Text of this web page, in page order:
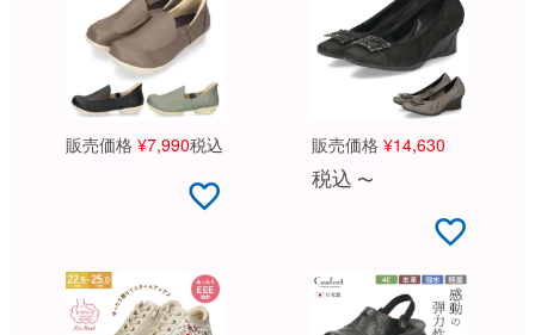
販売価格 ¥7,990税込 販売価格 ¥14,630
税込 〜